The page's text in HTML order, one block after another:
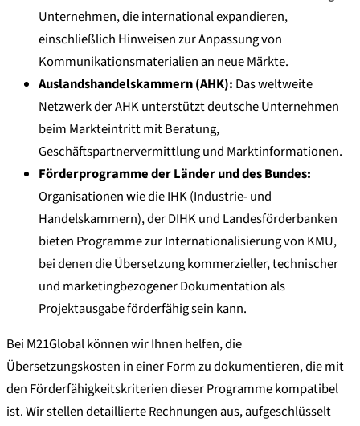
Unternehmen, die international expandieren,
einschließlich Hinweisen zur Anpassung von
Kommunikationsmaterialien an neue Märkte.
Auslandshandelskammern (AHK): Das weltweite
Netzwerk der AHK unterstützt deutsche Unternehmen
beim Markteintritt mit Beratung,
Geschäftspartnervermittlung und Marktinformationen.
Förderprogramme der Länder und des Bundes:
Organisationen wie die IHK (Industrie- und
Handelskammern), der DIHK und Landesförderbanken
bieten Programme zur Internationalisierung von KMU,
bei denen die Übersetzung kommerzieller, technischer
und marketingbezogener Dokumentation als
Projektausgabe förderfähig sein kann.
Bei M21Global können wir Ihnen helfen, die
Übersetzungskosten in einer Form zu dokumentieren, die mit
den Förderfähigkeitskriterien dieser Programme kompatibel
ist. Wir stellen detaillierte Rechnungen aus, aufgeschlüsselt